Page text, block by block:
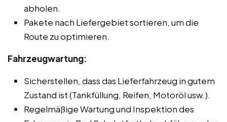
abholen.
Pakete nach Liefergebiet sortieren, um die
Route zu optimieren.
Fahrzeugwartung:
Sicherstellen, dass das Lieferfahrzeug in gutem
Zustand ist (Tankfüllung, Reifen, Motoröl usw.).
Regelmäßige Wartung und Inspektion des